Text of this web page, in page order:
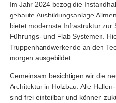
Im Jahr 2024 bezog die
gebaute Ausbildungsanlage
bietet modernste Infrastruktur zur
Führungs- und Flab Systemen.
Truppenhandwerkende an den
morgen ausgebildet
Gemeinsam besichtigen wir die
Architektur in Holzbau. Alle
sind frei einteilbar und können